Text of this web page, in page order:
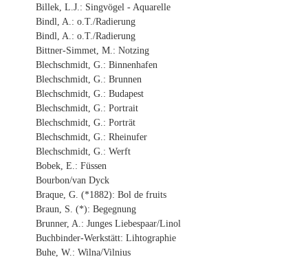
Billek, L.J.: Singvögel - Aquarelle
Bindl, A.: o.T./Radierung
Bindl, A.: o.T./Radierung
Bittner-Simmet, M.: Notzing
Blechschmidt, G.: Binnenhafen
Blechschmidt, G.: Brunnen
Blechschmidt, G.: Budapest
Blechschmidt, G.: Portrait
Blechschmidt, G.: Porträt
Blechschmidt, G.: Rheinufer
Blechschmidt, G.: Werft
Bobek, E.: Füssen
Bourbon/van Dyck
Braque, G. (*1882): Bol de fruits
Braun, S. (*): Begegnung
Brunner, A.: Junges Liebespaar/Linol
Buchbinder-Werkstätt: Lihtographie
Buhe, W.: Wilna/Vilnius